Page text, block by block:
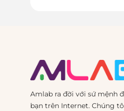
Amlab ra đời với sứ mệnh
bạn trên Internet. Chúng